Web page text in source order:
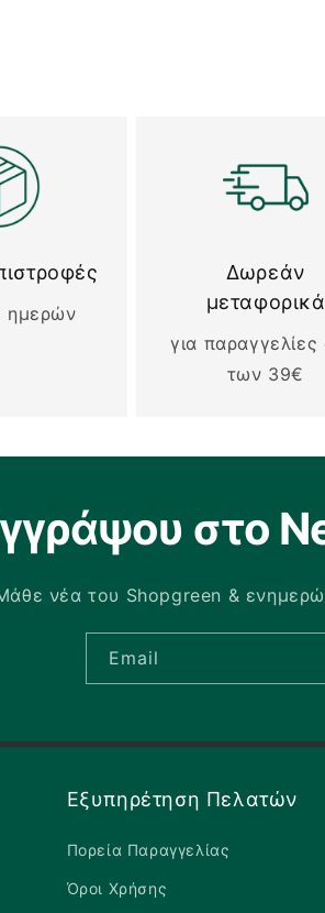
ημερών
Δωρεάν
μεταφορικά
για
των 39€
στο
νέα του Shopgreen &
Email
Εξυπηρέτηση Πελατών
Πορεία Παραγγελίας
Όροι Χρήσης